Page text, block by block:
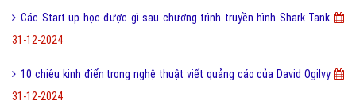
Các Start up học được gì sau chương trình truyền hình Shark Tank
31-12-2024
10 chiêu kinh điển trong nghệ thuật viết quảng cáo của David Ogilvy
31-12-2024